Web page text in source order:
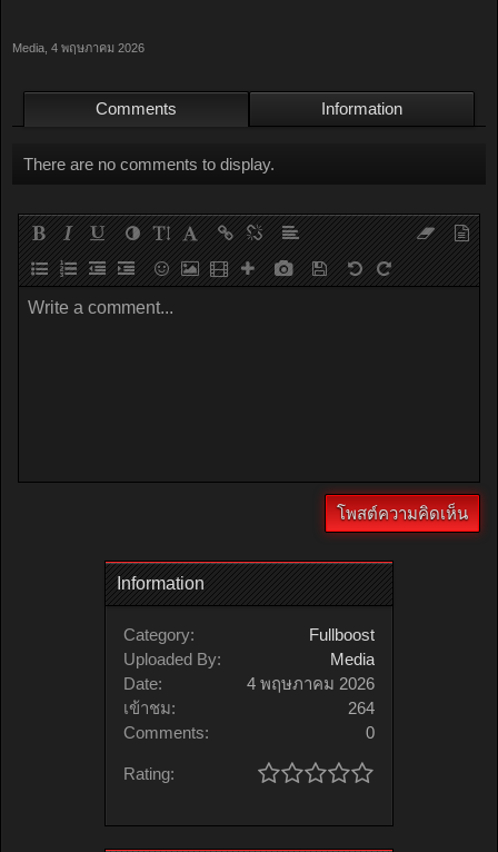
Media 4 พฤษภาคม 2026
Comments Information
There are no comments to display.
Write a comment...
Information
Category:
Fullboost
Uploaded By:
Media
Date:
4 พฤษภาคม 2026
เข้าชม:
264
Comments:
0
Rating: